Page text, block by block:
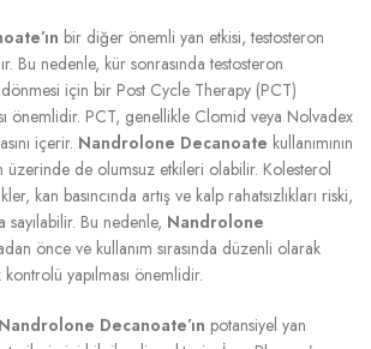
bir diğer önemli yan etkisi, testosteron
Bu nedenle, kür sonrasında testosteron
için bir Post Cycle Therapy (PCT)
önemlidir. PCT, genellikle Clomid veya Nolvadex
içerir. Nandrolone Decanoate kullanımının
üzerinde de olumsuz etkileri olabilir. Kolesterol
kan basıncında artış ve kalp rahatsızlıkları riski,
sayılabilir. Bu nedenle, Nandrolone
önce ve kullanım sırasında düzenli olarak
yapılması önemlidir.
Nandrolone Decanoate’ın potansiyel yan